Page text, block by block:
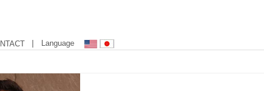
| Language